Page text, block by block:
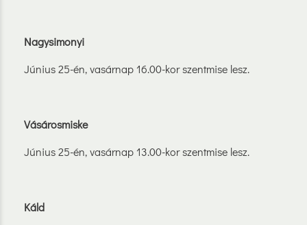
Nagysimonyi
Június 25-én, vasárnap 16.00-kor szentmise lesz.
Vásárosmiske
Június 25-én, vasárnap 13.00-kor szentmise lesz.
Káld